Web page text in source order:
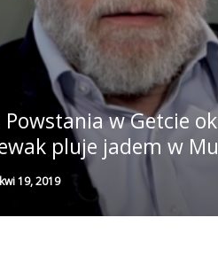
w Getcie
pluje jadem w
kwi 19, 2019